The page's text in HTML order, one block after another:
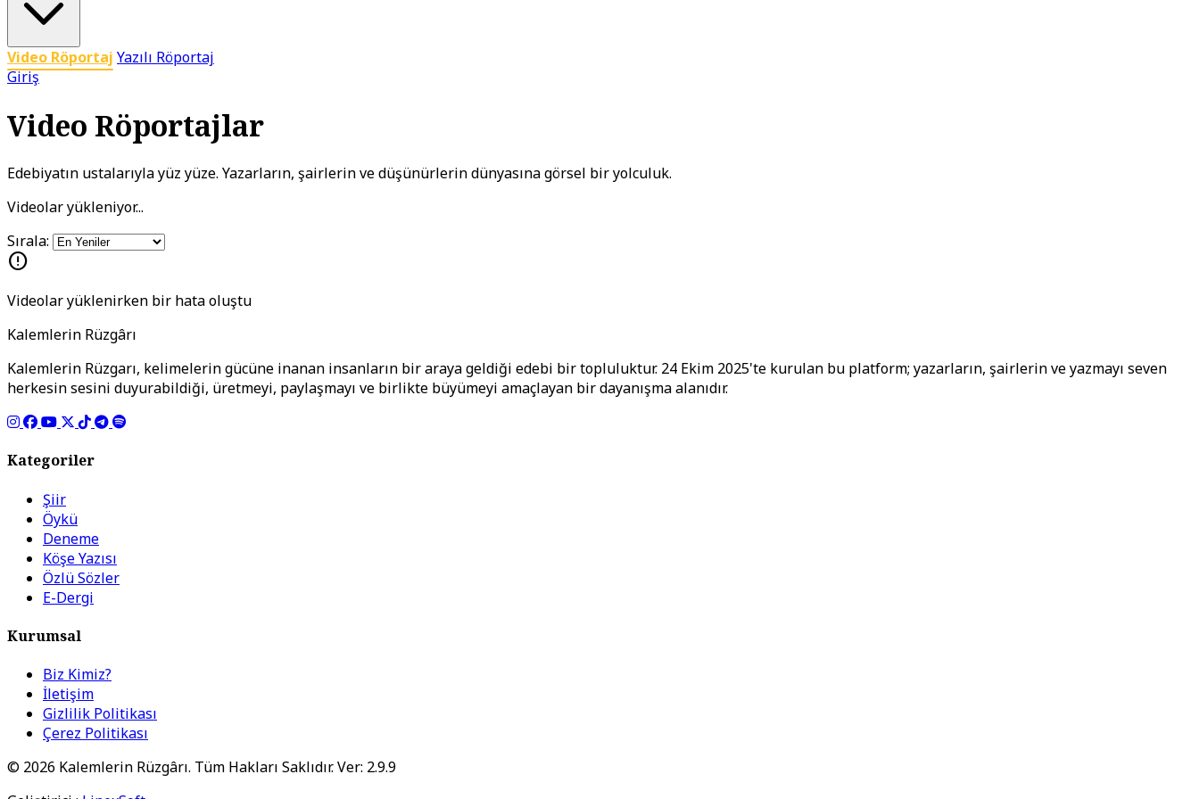
Video Röportaj Yazılı Röportaj
Giriş
Video Röportajlar
Edebiyatın ustalarıyla yüz yüze. Yazarların, şairlerin ve düşünürlerin dünyasına görsel bir yolculuk.
Videolar yükleniyor...
Sırala:
error
Videolar yüklenirken bir hata oluştu
Kalemlerin Rüzgârı
Kalemlerin Rüzgarı, kelimelerin gücüne inanan insanların bir araya geldiği edebi bir topluluktur. 24 Ekim 2025'te kurulan bu platform; yazarların, şairlerin ve yazmayı seven
herkesin sesini duyurabildiği, üretmeyi, paylaşmayı ve birlikte büyümeyi amaçlayan bir dayanışma alanıdır.
Kategoriler
Şiir
Öykü
Deneme
Köşe Yazısı
Özlü Sözler
E-Dergi
Kurumsal
Biz Kimiz?
İletişim
Gizlilik Politikası
Çerez Politikası
© 2026 Kalemlerin Rüzgârı. Tüm Hakları Saklıdır. Ver: 2.9.9